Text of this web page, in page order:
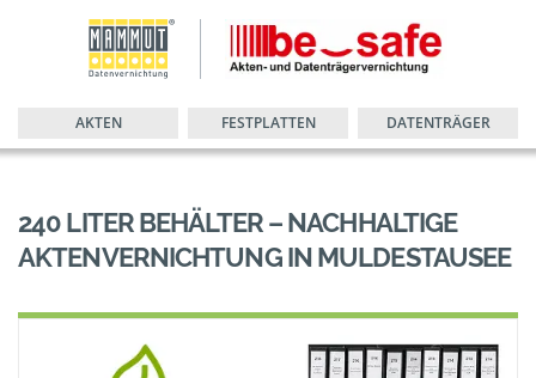
AKTEN FESTPLATTEN DATENTRÄGER
240 LITER BEHÄLTER – NACHHALTIGE
AKTENVERNICHTUNG IN MULDESTAUSEE